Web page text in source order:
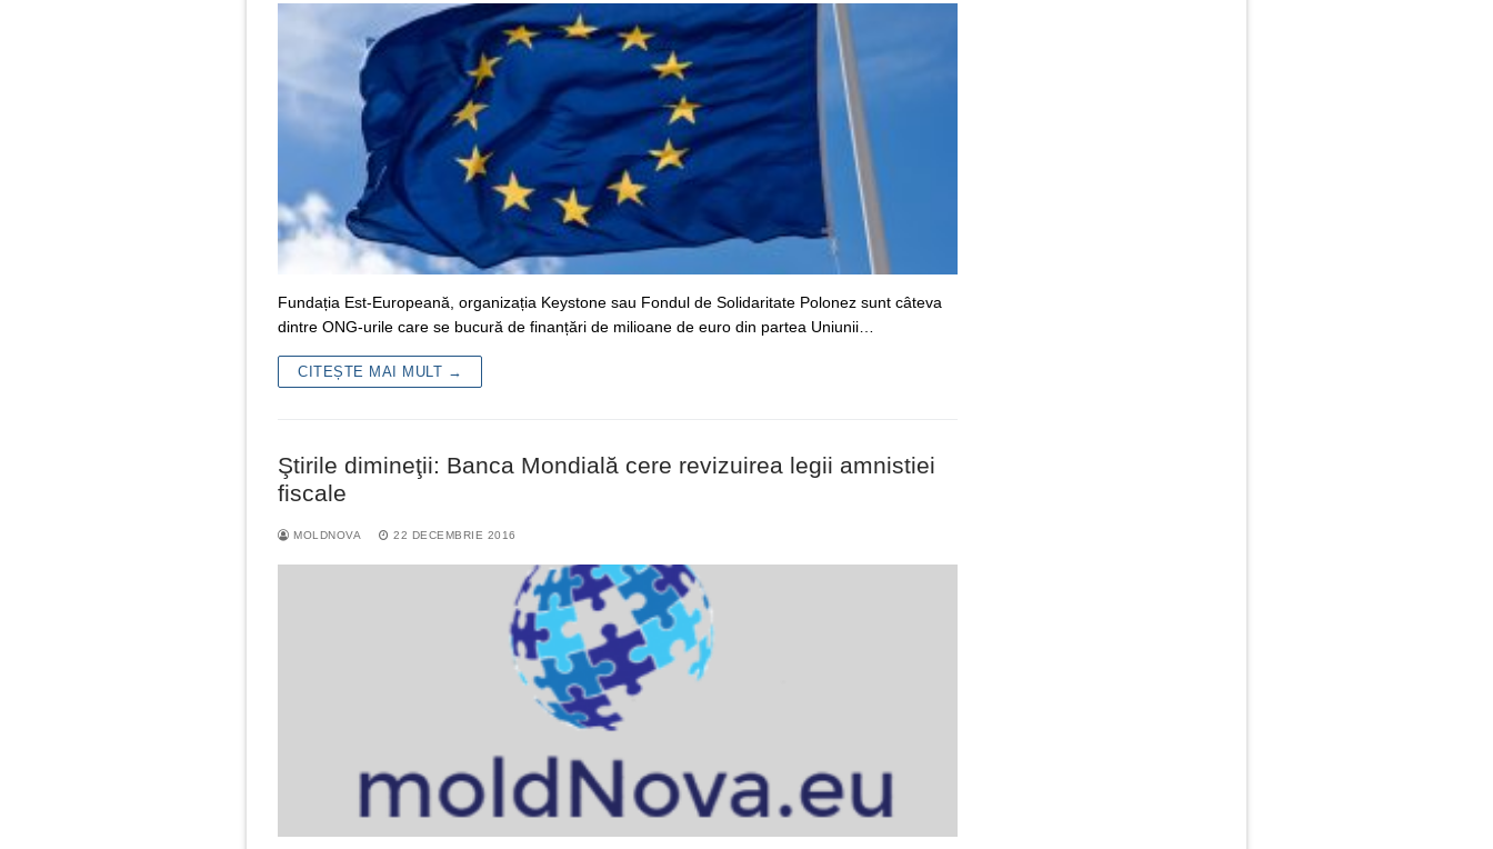
Fundația Est-Europeană, organizația Keystone sau Fondul de Solidaritate Polonez sunt câteva
dintre ONG-urile care se bucură de finanțări de milioane de euro din partea Uniunii…
CITEȘTE MAI MULT →
Ştirile dimineţii: Banca Mondială cere revizuirea legii amnistiei
fiscale
MOLDNOVA 22 DECEMBRIE 2016